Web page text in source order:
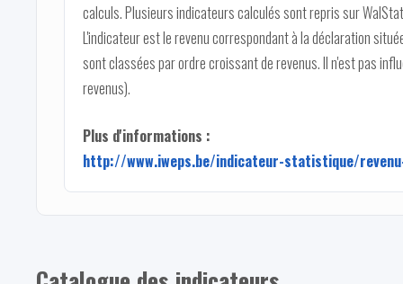
calculs. Plusieurs indicateurs calculés sont repris sur
L'indicateur est le revenu correspondant à la déclaration
sont classées par ordre croissant de revenus. Il n'est pas
revenus).
Plus d'informations :
http://www.iweps.be/indicateur-statistique/